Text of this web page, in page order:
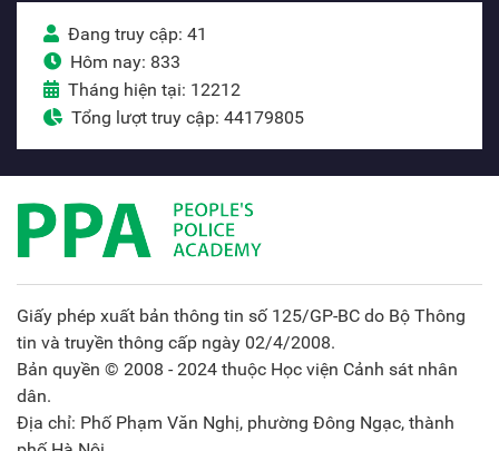
Đang truy cập: 41
Hôm nay: 833
Tháng hiện tại: 12212
Tổng lượt truy cập: 44179805
Giấy phép xuất bản thông tin số 125/GP-BC do Bộ Thông
tin và truyền thông cấp ngày 02/4/2008.
Bản quyền © 2008 - 2024 thuộc Học viện Cảnh sát nhân
dân.
Địa chỉ: Phố Phạm Văn Nghị, phường Đông Ngạc, thành